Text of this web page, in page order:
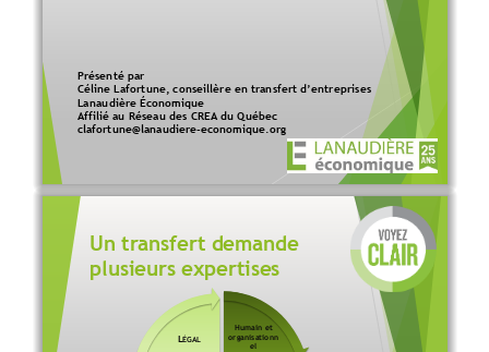
Présenté par
Céline Lafortune, conseillère en transfert d’entreprises
Lanaudière Économique
Affilié au Réseau des CREA du Québec
clafortune@lanaudiere-economique.org
Un transfert demande
plusieurs expertises
Humain et
organisationn
el
LÉGAL